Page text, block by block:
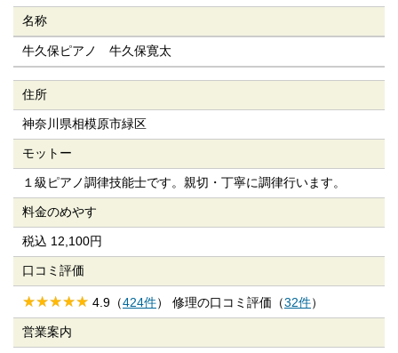
名称
牛久保ピアノ 牛久保寛太
住所
神奈川県相模原市緑区
モットー
１級ピアノ調律技能士です。親切・丁寧に調律行います。
料金のめやす
税込 12,100円
口コミ評価
4.9（424件） 修理の口コミ評価（32件）
営業案内